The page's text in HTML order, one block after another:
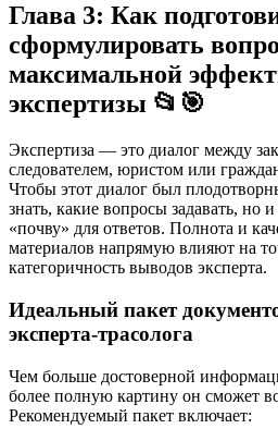
Глава 3: Как
сформулировать
максимальной
экспертизы 📂🎯
Экспертиза — это диалог между
следователем, юристом или
Чтобы этот диалог был
знать, какие вопросы задавать, но
«почву» для ответов. Полнота и
материалов напрямую влияют на
категоричность выводов эксперта.
Идеальный пакет
эксперта-трасолога
Чем больше достоверной
более полную картину он сможет
Рекомендуемый пакет включает: